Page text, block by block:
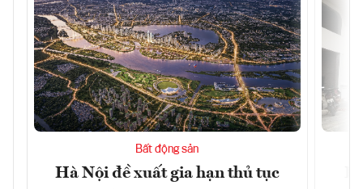
Bất động sản
Hà Nội đề xuất gia hạn thủ tục